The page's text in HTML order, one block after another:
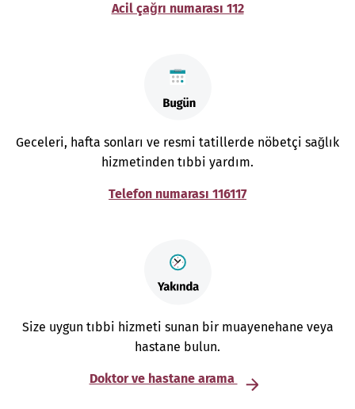
Acil çağrı numarası 112
Geceleri, hafta sonları ve resmi tatillerde nöbetçi sağlık
hizmetinden tıbbi yardım.
Telefon numarası 116117
Size uygun tıbbi hizmeti sunan bir muayenehane veya
hastane bulun.
Doktor ve hastane arama